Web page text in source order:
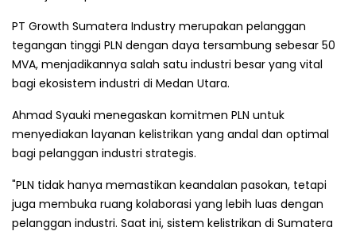
PT Growth Sumatera Industry merupakan pelanggan
tegangan tinggi PLN dengan daya tersambung sebesar 50
MVA, menjadikannya salah satu industri besar yang vital
bagi ekosistem industri di Medan Utara.
Ahmad Syauki menegaskan komitmen PLN untuk
menyediakan layanan kelistrikan yang andal dan optimal
bagi pelanggan industri strategis.
"PLN tidak hanya memastikan keandalan pasokan, tetapi
juga membuka ruang kolaborasi yang lebih luas dengan
pelanggan industri. Saat ini, sistem kelistrikan di Sumatera